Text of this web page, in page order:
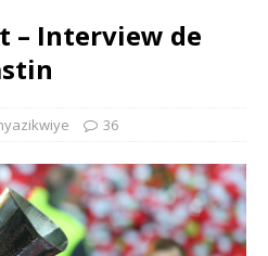
– Interview de
36